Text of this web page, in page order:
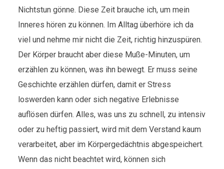
Nichtstun gönne. Diese Zeit brauche ich, um mein
Inneres hören zu können. Im Alltag überhöre ich da
viel und nehme mir nicht die Zeit, richtig hinzuspüren.
Der Körper braucht aber diese Muße-Minuten, um
erzählen zu können, was ihn bewegt. Er muss seine
Geschichte erzählen dürfen, damit er Stress
loswerden kann oder sich negative Erlebnisse
auflösen dürfen. Alles, was uns zu schnell, zu intensiv
oder zu heftig passiert, wird mit dem Verstand kaum
verarbeitet, aber im Körpergedächtnis abgespeichert.
Wenn das nicht beachtet wird, können sich